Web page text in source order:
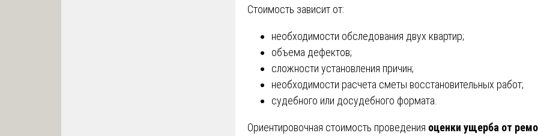
Стоимость зависит от:
необходимости обследования двух квартир;
объема дефектов;
сложности установления причин;
необходимости расчета сметы восстановительных работ;
судебного или досудебного формата.
Ориентировочная стоимость проведения оценки ущерба от